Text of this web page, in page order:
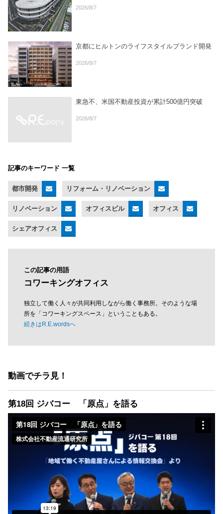
2026/8/7
京都にヒルトンのライフスタイルブランド開発
2026/8/7
東急不、米国不動産投資が累計500億円突破
2026/8/7
記事のキーワード 一覧
都市開発 リフォーム・リノベーション
リノベーション オフィスビル オフィス
シェアオフィス
この記事の用語
コワーキングオフィス
独立して働く人々が共同利用しながら働く事務所。そのような場
所を「コワーキングスペース」ということもある。
続きはR.E.wordsへ
動画でチラ見！
第18回 ジバコー 「原点」を語る